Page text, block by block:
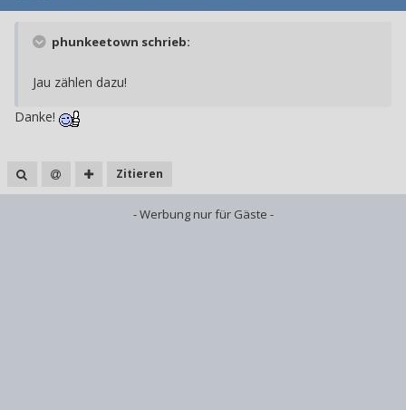
phunkeetown schrieb:
Jau zählen dazu!
Danke!
Zitieren
- Werbung nur für Gäste -